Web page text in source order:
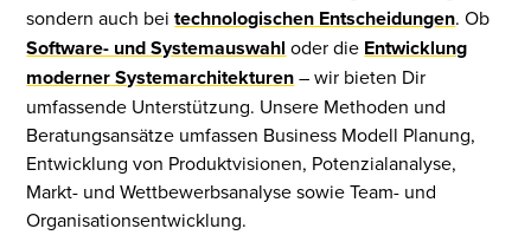
sondern auch beitechnologischen Entscheidungen. Ob
Software- und Systemauswahl oder die Entwicklung
moderner Systemarchitekturen– wir bieten Dir
umfassende Unterstützung. Unsere Methoden und
Beratungsansätze umfassen Business Modell Planung,
Entwicklung von Produktvisionen, Potenzialanalyse,
Markt- und Wettbewerbsanalyse sowie Team- und
Organisationsentwicklung.